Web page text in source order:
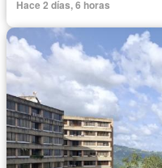
Hace 2 días, 6 horas